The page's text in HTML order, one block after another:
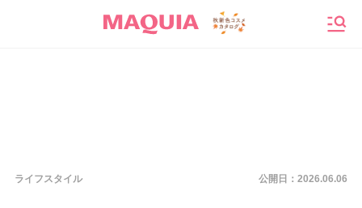
ライフスタイル 公開日： 2026.06.06